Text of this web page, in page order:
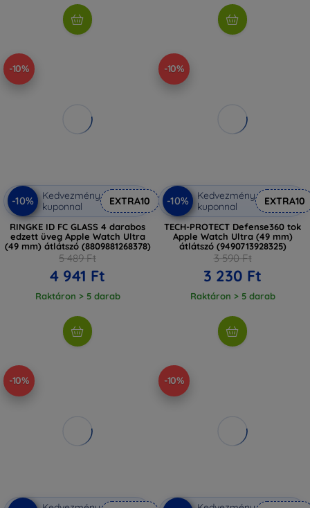
-10%
-10%
Kedvezmény
kuponnal
EXTRA10
RINGKE ID FC GLASS 4 darabos
edzett üveg Apple Watch Ultra
(49 mm) átlátszó (8809881268378)
5 489 Ft
4 941 Ft
Raktáron > 5 darab
-10%
-10%
Kedvezmény
kuponnal
EXTRA10
TECH-PROTECT Defense360 tok
Apple Watch Ultra (49 mm)
átlátszó (9490713928325)
3 590 Ft
3 230 Ft
Raktáron > 5 darab
-10% -10%